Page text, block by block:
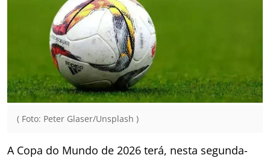
( Foto: Peter Glaser/Unsplash )
A Copa do Mundo de 2026 terá, nesta segunda-